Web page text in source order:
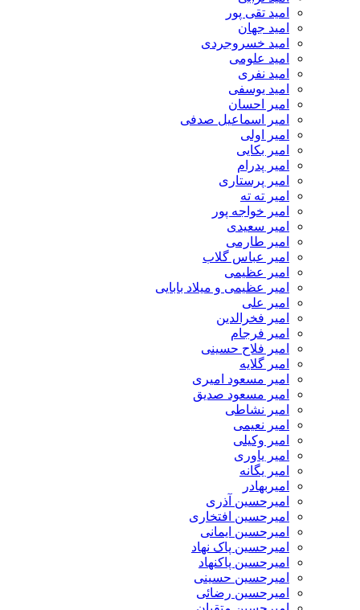
امید تقی پور
امید جهان
امید خسروجردی
امید علومی
امید نفری
امید یوسفی
امیر احسان
امیر اسماعیل صدفی
امیر اولی
امیر بکایی
امیر پدرام
امیر پرستاری
امیر ته ته
امیر خواجه پور
امیر سعیدی
امیر طارمی
امیر عباس گلاب
امیر عظیمی
امیر عظیمی و میلاد بابایی
امیر علی
امیر فخرالدین
امیر فرجام
امیر فلاح حسینی
امیر گلایه
امیر مسعود امیری
امیر مسعود صدیق
امیر نشاطی
امیر نعیمی
امیر وکیلی
امیر یاوری
امیر یگانه
امیربهادر
امیرحسین آذری
امیرحسین افتخاری
امیرحسین ایمانی
امیرحسین پاک نهاد
امیرحسین پاکنهاد
امیرحسین حسینی
امیرحسین رضائی